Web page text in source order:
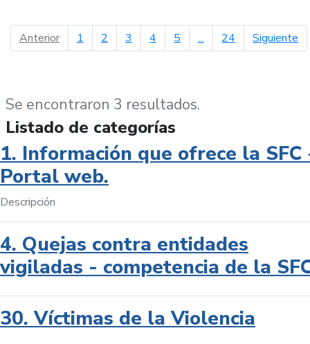
Anteriorpágina anterior
1 2 3 4 5 ... 24 Siguiente
Se encontraron 3 resultados.
Listado de categorías
1. Información que ofrece la SFC
Portal web.
Descripción
4. Quejas contra entidades
vigiladas - competencia de la
30. Víctimas de la Violencia